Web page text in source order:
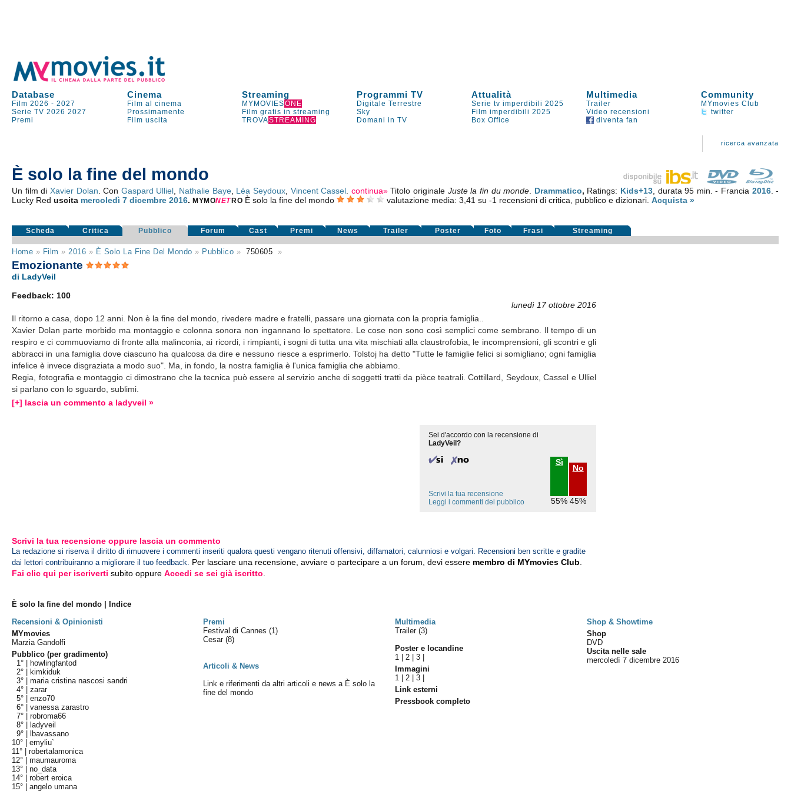
Database Cinema Streaming Programmi TV Attualità Multimedia Community
Film 2026 -2027 Film al cinema MYMOVIESONE Digitale Terrestre Serie tv imperdibili 2025 Trailer
MYmovies Club
Serie TV 2026 2027 Prossimamente Film gratis in streaming Sky Film imperdibili 2025 Video recensioni
twitter
Premi
Film uscita TROVASTREAMING Domani in TV Box Office diventa fan
ricerca avanzata
È solo la fine del mondo
Un film di Xavier Dolan . Con Gaspard Ulliel Nathalie Baye, Léa Seydoux, Vincent Cassel continua» Titolo originale Juste la fin du monde Drammatico, Ratings: Kids+13 , durata 95 min. - Francia 2016. -
Lucky Reduscita mercoledì 7 dicembre 2016.MYMONET RO È solo la fine del mondo valutazione media: 3,41 su -1 recensioni di critica, pubblico e dizionari. Acquista »
Scheda Critica Pubblico Forum Cast Premi News Trailer Poster Foto Frasi Streaming
Home » Film » 2016 » È Solo La Fine Del Mondo » Pubblico » 750605 »
Emozionante
di LadyVeil
Feedback: 100
lunedì 17 ottobre 2016
Il ritorno a casa, dopo 12 anni. Non è la fine del mondo, rivedere madre e fratelli, passare una giornata con la propria famiglia..
Xavier Dolan parte morbido ma montaggio e colonna sonora non ingannano lo spettatore. Le cose non sono così semplici come sembrano. Il tempo di un
respiro e ci commuoviamo di fronte alla malinconia, ai ricordi, i rimpianti, i sogni di tutta una vita mischiati alla claustrofobia, le incomprensioni, gli scontri e gli
abbracci in una famiglia dove ciascuno ha qualcosa da dire e nessuno riesce a esprimerlo. Tolstoj ha detto "Tutte le famiglie felici si somigliano; ogni famiglia
infelice è invece disgraziata a modo suo". Ma, in fondo, la nostra famiglia è l'unica famiglia che abbiamo.
Regia, fotografia e montaggio ci dimostrano che la tecnica può essere al servizio anche di soggetti tratti da pièce teatrali. Cottillard, Seydoux, Cassel e Ulliel
si parlano con lo sguardo, sublimi.
[+] lascia un commento a ladyveil »
Sei d'accordo con la recensione di
LadyVeil?
Sì
55%
No
45%
Scrivi la tua recensione
Leggi i commenti del pubblico
Scrivi la tua recensione oppure lascia un commento
La redazione si riserva il diritto di rimuovere i commenti inseriti qualora questi vengano ritenuti offensivi, diffamatori, calunniosi e volgari. Recensioni ben scritte e gradite
dai lettori contribuiranno a migliorare il tuo feedback. Per lasciare una recensione, avviare o partecipare a un forum, devi essere membro di MYmovies Club
Fai clic qui per iscriverti subito oppureAccedi se sei già iscritto
È solo la fine del mondo | Indice
Recensioni & Opinionisti
Premi Multimedia
Shop & Showtime
MYmovies
Marzia Gandolfi
Pubblico (per gradimento)
1° |
howlingfantod
2° |
kimkiduk
3° |maria cristina nascosi sandri
4° |zarar
5° |enzo70
6° |vanessa zarastro
7° |robroma66
8° |
ladyveil
9° |
lbavassano
10° |emyliu`
11° |robertalamonica
12° |maumauroma
13° |no_data
14° |robert eroica
15° |angelo umana
Festival di Cannes(1)
Cesar(8)
Articoli & News
Link e riferimenti da altri articoli e news a È solo la
fine del mondo
Trailer (3)
Poster e locandine
1 |2 |3
Immagini
1 |2 |3
Link esterni
Pressbook completo
Shop
DVD
Uscita nelle sale
mercoledì 7 dicembre 2016